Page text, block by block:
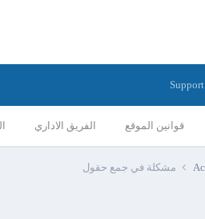
قوانين الموقع الفريق الاداري
Support
مشكلة في جمع حقول